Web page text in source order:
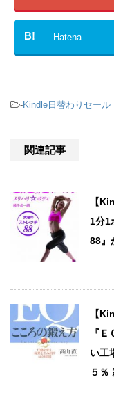
B! Hatena
-Kindle日替わりセール
関連記事
【
1分1
88』
【
『
い工
５％